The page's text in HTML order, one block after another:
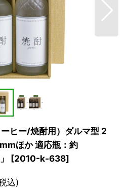
ヒー/焼酎用）ダルマ型 2
ほか 適応瓶：約
[2010-k-638]
込)